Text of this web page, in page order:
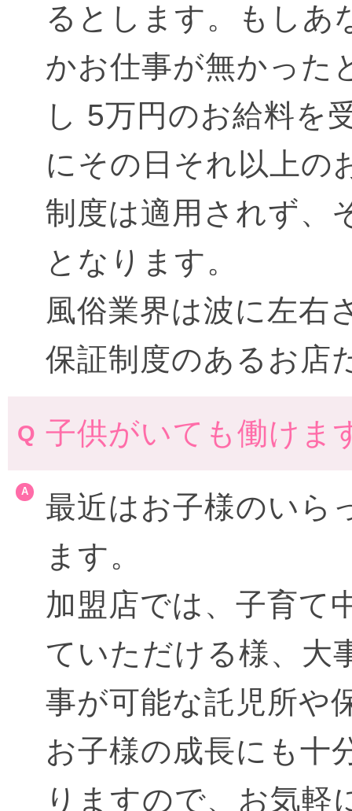
るとします。もしあ
かお仕事が無かった
し 5万円のお給料を
にその日それ以上の
制度は適用されず、
となります。
風俗業界は波に左右
保証制度のあるお店
子供がいても働けま
最近はお子様のいら
ます。
加盟店では、子育て
ていただける様、大
事が可能な託児所や
お子様の成長にも十
りますので、お気軽